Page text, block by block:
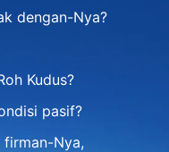
dengan-Nya?
Kudus?
pasif?
firman-Nya,